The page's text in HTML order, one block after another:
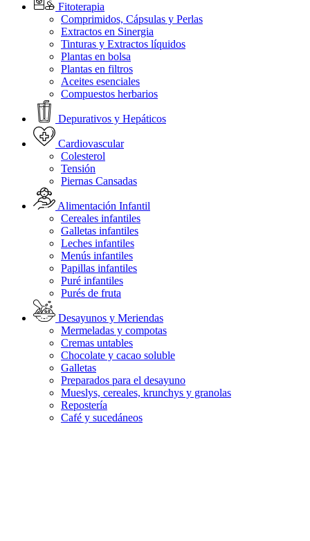
Fitoterapia
Comprimidos, Cápsulas y Perlas
Extractos en Sinergia
Tinturas y Extractos líquidos
Plantas en bolsa
Plantas en filtros
Aceites esenciales
Compuestos herbarios
Depurativos y Hepáticos
Cardiovascular
Colesterol
Tensión
Piernas Cansadas
Alimentación Infantil
Cereales infantiles
Galletas infantiles
Leches infantiles
Menús infantiles
Papillas infantiles
Puré infantiles
Purés de fruta
Desayunos y Meriendas
Mermeladas y compotas
Cremas untables
Chocolate y cacao soluble
Galletas
Preparados para el desayuno
Mueslys, cereales, krunchys y granolas
Repostería
Café y sucedáneos